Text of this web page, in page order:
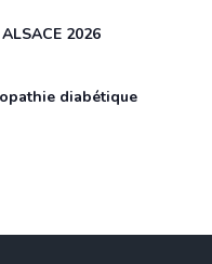
2026
diabétique